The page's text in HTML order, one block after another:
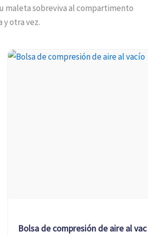
maleta sobreviva al compartimento
y otra vez.
Bolsa de compresión de aire al vacío